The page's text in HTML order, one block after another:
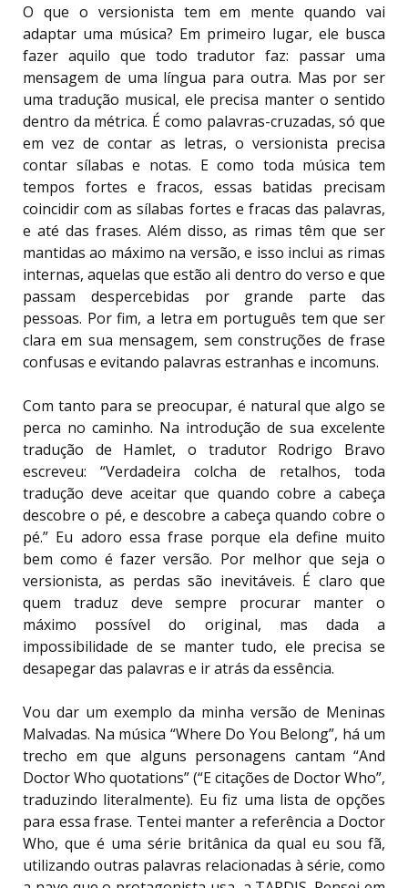
O que o versionista tem em mente quando vai
adaptar uma música? Em primeiro lugar, ele busca
fazer aquilo que todo tradutor faz: passar uma
mensagem de uma língua para outra. Mas por ser
uma tradução musical, ele precisa manter o sentido
dentro da métrica. É como palavras-cruzadas, só que
em vez de contar as letras, o versionista precisa
contar sílabas e notas. E como toda música tem
tempos fortes e fracos, essas batidas precisam
coincidir com as sílabas fortes e fracas das palavras,
e até das frases. Além disso, as rimas têm que ser
mantidas ao máximo na versão, e isso inclui as rimas
internas, aquelas que estão ali dentro do verso e que
passam despercebidas por grande parte das
pessoas. Por fim, a letra em português tem que ser
clara em sua mensagem, sem construções de frase
confusas e evitando palavras estranhas e incomuns.
Com tanto para se preocupar, é natural que algo se
perca no caminho. Na introdução de sua excelente
tradução de Hamlet, o tradutor Rodrigo Bravo
escreveu: “Verdadeira colcha de retalhos, toda
tradução deve aceitar que quando cobre a cabeça
descobre o pé, e descobre a cabeça quando cobre o
pé.” Eu adoro essa frase porque ela define muito
bem como é fazer versão. Por melhor que seja o
versionista, as perdas são inevitáveis. É claro que
quem traduz deve sempre procurar manter o
máximo possível do original, mas dada a
impossibilidade de se manter tudo, ele precisa se
desapegar das palavras e ir atrás da essência.
Vou dar um exemplo da minha versão de Meninas
Malvadas. Na música “Where Do You Belong”, há um
trecho em que alguns personagens cantam “And
Doctor Who quotations” (“E citações de Doctor Who”,
traduzindo literalmente). Eu fiz uma lista de opções
para essa frase. Tentei manter a referência a Doctor
Who, que é uma série britânica da qual eu sou fã,
utilizando outras palavras relacionadas à série, como